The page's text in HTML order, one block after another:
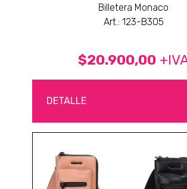
Billetera Monaco
Art.: 123-B305
$20.900,00
DETALLE